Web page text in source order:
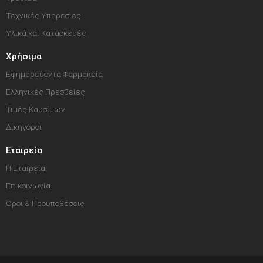
Τεχνικές Υπηρεσίες
Υλικά και Κατασκευές
Χρήσιμα
Εφημερεύοντα Φαρμακεία
Ελληνικές Πρεσβείες
Τιμές Καυσίμων
Δικηγόροι
Εταιρεία
Η Εταιρεία
Επικοινωνία
Όροι & Προϋποθέσεις